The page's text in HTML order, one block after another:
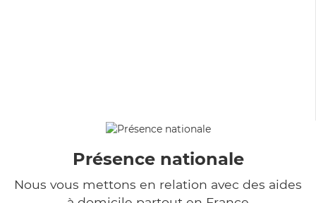
Présence nationale
Nous vous mettons en relation avec des aides